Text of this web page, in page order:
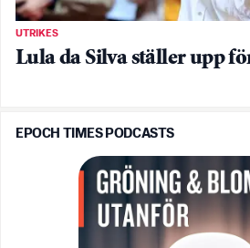
UTRIKES
Lula da Silva ställer upp
EPOCH TIMES PODCASTS